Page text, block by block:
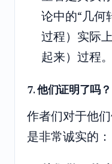
论中的“几何
过程）实际
起来）过程。
7. 他们证明了吗？
作者们对于他
是非常诚实的：